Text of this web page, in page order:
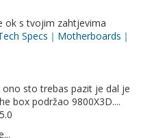
ok s tvojim zahtjevima
Specs｜Motherboards｜
sto trebas pazit je dal je
box podržao 9800X3D....